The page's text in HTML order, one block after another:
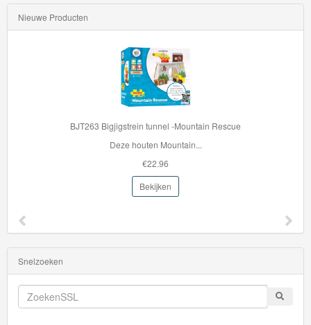
Nieuwe Producten
BJT263 Bigjigstrein tunnel -Mountain Rescue
Deze houten Mountain...
€22.96
Bekijken
Snelzoeken